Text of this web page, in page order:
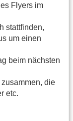
Flyers im
stattfinden,
um einen
beim nächsten
die
etc.